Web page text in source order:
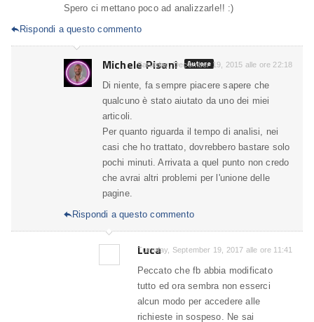
Spero ci mettano poco ad analizzarle!! :)
Rispondi a questo commento
Michele Pisani Autore
Saturday, December 19, 2015 alle ore 22:18
Di niente, fa sempre piacere sapere che
qualcuno è stato aiutato da uno dei miei
articoli.
Per quanto riguarda il tempo di analisi, nei
casi che ho trattato, dovrebbero bastare solo
pochi minuti. Arrivata a quel punto non credo
che avrai altri problemi per l'unione delle
pagine.
Rispondi a questo commento
Luca
Tuesday, September 19, 2017 alle ore 11:41
Peccato che fb abbia modificato
tutto ed ora sembra non esserci
alcun modo per accedere alle
richieste in sospeso. Ne sai